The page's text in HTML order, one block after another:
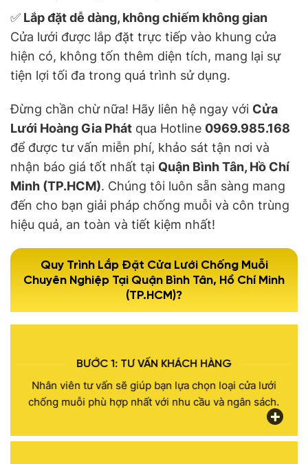
✅ Lắp đặt dễ dàng, không chiếm không gian
Cửa lưới được lắp đặt trực tiếp vào khung cửa
hiện có, không tốn thêm diện tích, mang lại sự
tiện lợi tối đa trong quá trình sử dụng.
Đừng chần chừ nữa! Hãy liên hệ ngay với Cửa
Lưới Hoàng Gia Phát qua Hotline 0969.985.168
để được tư vấn miễn phí, khảo sát tận nơi và
nhận báo giá tốt nhất tại Quận Bình Tân, Hồ Chí
Minh (TP.HCM). Chúng tôi luôn sẵn sàng mang
đến cho bạn giải pháp chống muỗi và côn trùng
hiệu quả, an toàn và tiết kiệm nhất!
Quy Trình Lắp Đặt Cửa Lưới Chống Muỗi
Chuyên Nghiệp Tại Quận Bình Tân, Hồ Chí Minh
(TP.HCM)?
BƯỚC 1: TƯ VẤN KHÁCH HÀNG
Nhân viên tư vấn sẽ giúp bạn lựa chọn loại cửa lưới
chống muỗi phù hợp nhất với nhu cầu và ngân sách.